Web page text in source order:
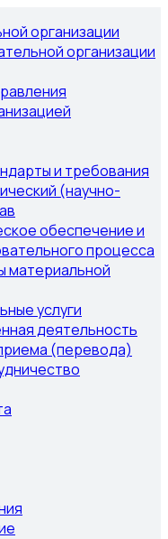
организации
организации
и требования
(научно-
обеспечение и
процесса
материальной
услуги
деятельность
(перевода)